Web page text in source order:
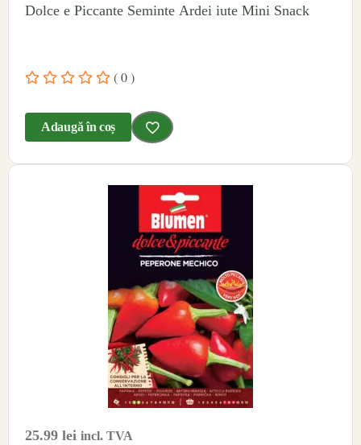
Dolce e Piccante Seminte Ardei iute Mini Snack
( 0 )
Adaugă în coș
25.99 lei incl. TVA